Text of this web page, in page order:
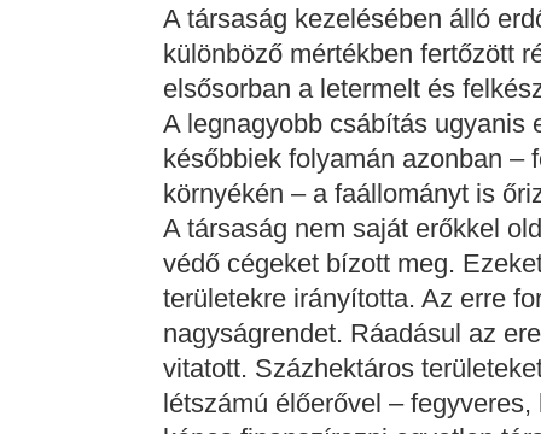
A társaság kezelésében álló
különböző mértékben fertőzött
elsősorban a letermelt és
A legnagyobb csábítás ugyanis
későbbiek folyamán azonban –
környékén – a faállományt is
A társaság nem saját erőkkel
védő cégeket bízott meg.
területekre irányította. Az erre
nagyságrendet. Ráadásul az
vitatott. Százhektáros
létszámú élőerővel –